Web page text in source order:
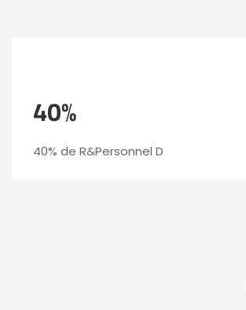
40%
40% de R&Personnel D